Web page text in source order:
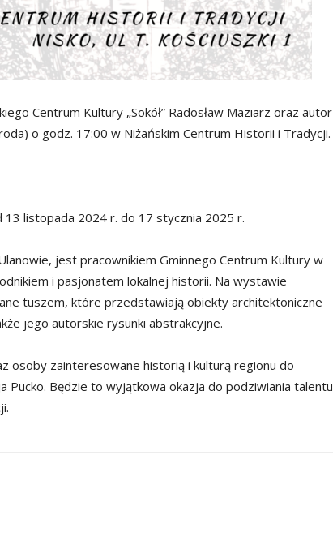
Centrum Kultury „Sokół” Radosław Maziarz oraz autor
o godz. 17:00 w Niżańskim Centrum Historii i Tradycji.
listopada 2024 r. do 17 stycznia 2025 r.
jest pracownikiem Gminnego Centrum Kultury w
i pasjonatem lokalnej historii. Na wystawie
tuszem, które przedstawiają obiekty architektoniczne
jego autorskie rysunki abstrakcyjne.
osoby zainteresowane historią i kulturą regionu do
Pucko. Będzie to wyjątkowa okazja do podziwiania talentu